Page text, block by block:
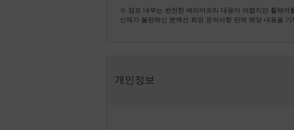
※ 점포 내부는 완전한 배리어프리 대응이 어렵지만 휠체어
신체가 불편하신 분께선 희망 문의사항 란에 해당 내용을
개인정보